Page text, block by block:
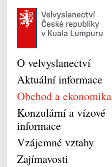
O velvyslanectví
Aktuální informace
Obchod a ekonomika
Konzulární a vízové
informace
Vzájemné vztahy
Zajímavosti